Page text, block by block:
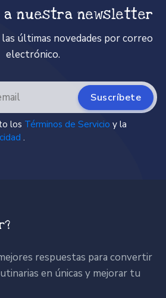
a nuestra newsletter
últimas novedades por correo
electrónico.
Suscríbete
los Términos de Servicio y la
.
respuestas para convertir
en únicas y mejorar tu